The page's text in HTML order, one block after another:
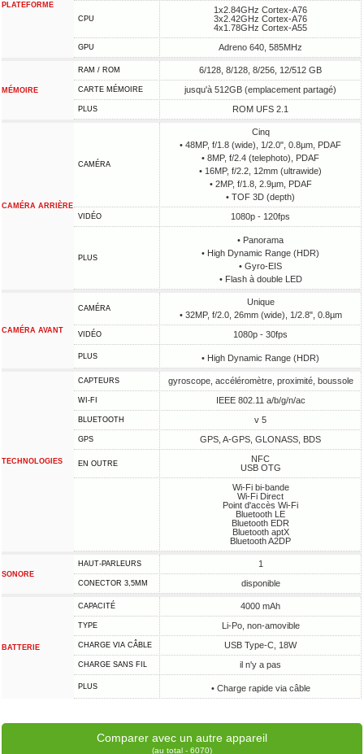
PLATEFORME
CPU
1x2.84GHz Cortex-A76
3x2.42GHz Cortex-A76
4x1.78GHz Cortex-A55
GPU Adreno 640, 585MHz
MÉMOIRE
RAM / ROM 6/128, 8/128, 8/256, 12/512 GB
CARTE MÉMOIRE jusqu'à 512GB (emplacement partagé)
PLUS ROM UFS 2.1
CAMÉRA ARRIÈRE
CAMÉRA
Cinq
• 48MP, f/1.8 (wide), 1/2.0", 0.8µm, PDAF
• 8MP, f/2.4 (telephoto), PDAF
• 16MP, f/2.2, 12mm (ultrawide)
• 2MP, f/1.8, 2.9µm, PDAF
• TOF 3D (depth)
VIDÉO 1080p - 120fps
PLUS
• Panorama
• High Dynamic Range (HDR)
• Gyro-EIS
• Flash à double LED
CAMÉRA AVANT
CAMÉRA
Unique
• 32MP, f/2.0, 26mm (wide), 1/2.8", 0.8µm
VIDÉO 1080p - 30fps
PLUS • High Dynamic Range (HDR)
TECHNOLOGIES
CAPTEURS gyroscope, accéléromètre, proximité, boussole
WI-FI IEEE 802.11 a/b/g/n/ac
BLUETOOTH v 5
GPS GPS, A-GPS, GLONASS, BDS
EN OUTRE
NFC
USB OTG
Wi-Fi bi-bande
Wi-Fi Direct
Point d'accès Wi-Fi
Bluetooth LE
Bluetooth EDR
Bluetooth aptX
Bluetooth A2DP
SONORE
HAUT-PARLEURS 1
CONECTOR 3,5MM disponible
BATTERIE
CAPACITÉ 4000 mAh
TYPE Li-Po, non-amovible
CHARGE VIA CÂBLE USB Type-C, 18W
CHARGE SANS FIL il n'y a pas
PLUS • Charge rapide via câble
Comparer avec un autre appareil
(au total - 6070)